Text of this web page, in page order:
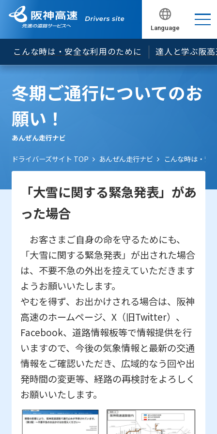
Language
こんな時は・安全な利用のために 達人と学ぶ阪
閉じる
あおり運転等の危険な運転に関して
シートベルトはあなたの命綱！全席シートベルトを
着用しましょう！
高速道路におけるスマートフォン等のご利用につい
て
閉じる
閉じる
誤進入～ナビアプリの設定にご注意ください～
燃料の残量やタイヤの状態は必ず確認しましょう！
渋滞中の追突事故を防ぐために今日からできる５つ
の基本
閉じる
冬期ご通行についてのお
願い！
あんぜん走行ナビ
ドライバーズサイト TOP あんぜん走行ナビ こんな時は・安
「大雪に関する緊急発表」があ
った場合
お客さまご自身の命を守るためにも、
「大雪に関する緊急発表」が出された場合
は、不要不急の外出を控えていただきます
ようお願いいたします。
やむを得ず、お出かけされる場合は、阪神
高速のホームページ、 X（旧Twitter）、
Facebook、道路情報板等で情報提供を行
いますので、今後の気象情報と最新の交通
情報をご確認いただき、広域的なう回や出
発時間の変更等、経路の再検討をよろしく
お願いいたします。